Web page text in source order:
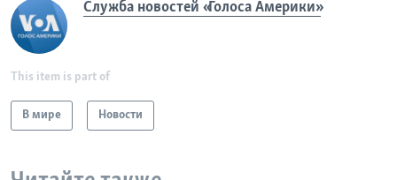
Служба новостей «Голоса Америки»
This item is part of
В мире Новости